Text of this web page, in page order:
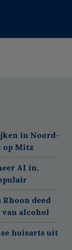
in Noord-
op Mitz
AI in,
deed
alcohol
huisarts uit